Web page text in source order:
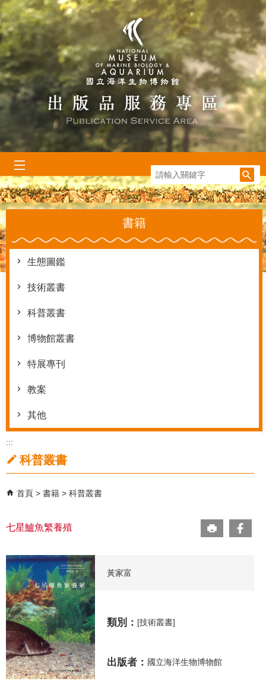
跳到主要內容區塊
:::
書籍
生態圖鑑
技術叢書
科普叢書
博物館叢書
特展專刊
教案
其他
:::
科普叢書
首頁 書籍 科普叢書
七星鱸魚繁養殖
黃家富
類別： [技術叢書]
出版者： 國立海洋生物博物館